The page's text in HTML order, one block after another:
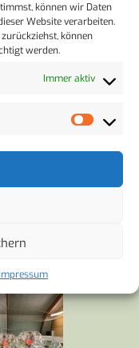
können wir Daten
Website verarbeiten.
können
werden.
Immer aktiv
Impressum